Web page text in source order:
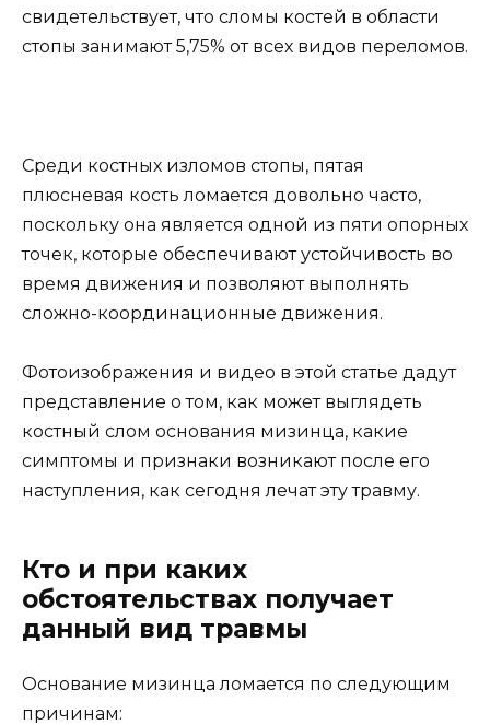
свидетельствует, что сломы костей в области
стопы занимают 5,75% от всех видов переломов.
Среди костных изломов стопы, пятая
плюсневая кость ломается довольно часто,
поскольку она является одной из пяти опорных
точек, которые обеспечивают устойчивость во
время движения и позволяют выполнять
сложно-координационные движения.
Фотоизображения и видео в этой статье дадут
представление о том, как может выглядеть
костный слом основания мизинца, какие
симптомы и признаки возникают после его
наступления, как сегодня лечат эту травму.
Кто и при каких
обстоятельствах получает
данный вид травмы
Основание мизинца ломается по следующим
причинам: